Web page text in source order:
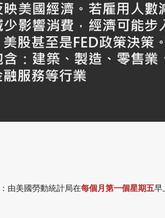
：由美國勞動統計局在每個月第一個星期五早